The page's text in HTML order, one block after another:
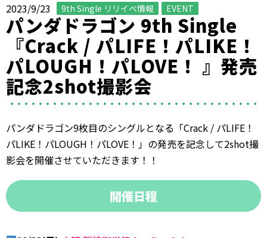
2023/9/23 9th Single リリイベ情報 EVENT
パンダドラゴン 9th Single
『Crack / パLIFE！パLIKE！
パLOUGH！パLOVE！ 』発売
記念2shot撮影会
パンダドラゴン9枚目のシングルとなる「Crack / パLIFE！
パLIKE！パLOUGH！パLOVE！」の発売を記念して2shot撮
影会を開催させていただきます！！
開催日程